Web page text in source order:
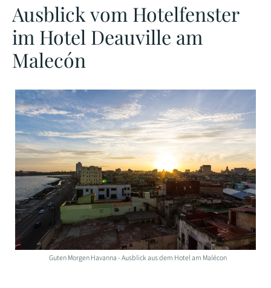
Ausblick vom Hotelfenster
im Hotel Deauville am
Malecón
Guten Morgen Havanna - Ausblick aus dem Hotel am Malécon